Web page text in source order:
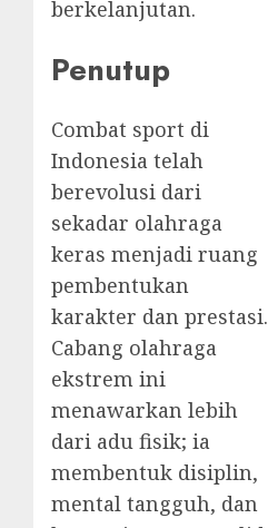
berkelanjutan.
Penutup
Combat sport di
Indonesia telah
berevolusi dari
sekadar olahraga
keras menjadi ruang
pembentukan
karakter dan prestasi.
Cabang olahraga
ekstrem ini
menawarkan lebih
dari adu fisik; ia
membentuk disiplin,
mental tangguh, dan